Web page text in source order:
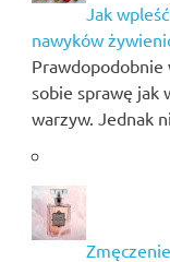
Jak
nawyków
Prawdopodobnie
sobie sprawę jak
warzyw. Jednak